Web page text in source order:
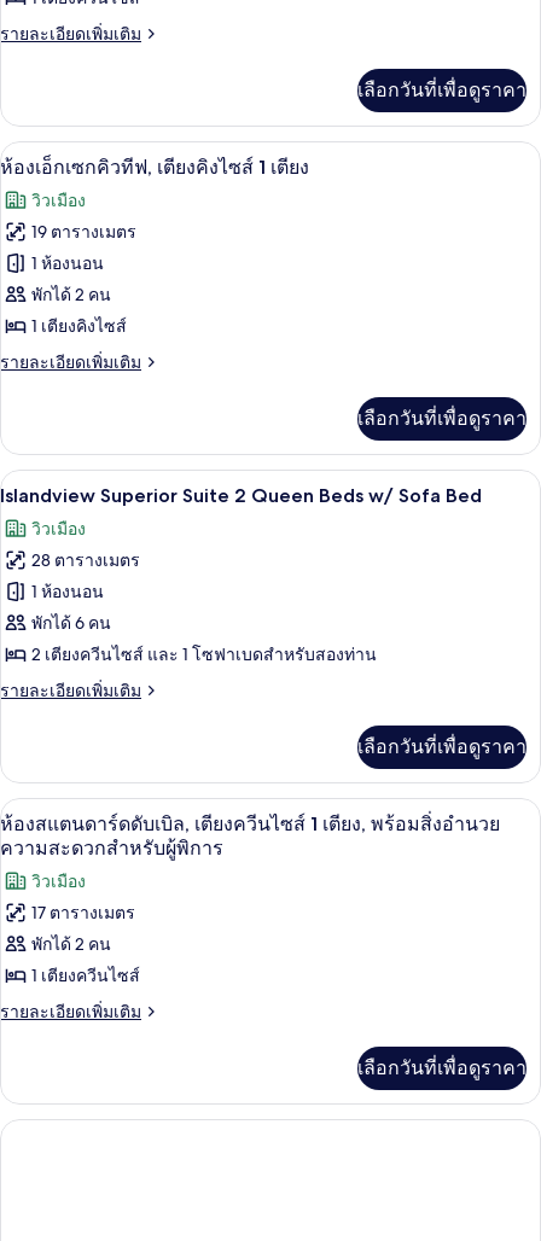
ลัก
เตียง
ควีน
ไซส์
1
เตียง
รายละเอียดเพิ่มเติม
ราย
เกี่ยว
กับ
ห้อง
ลัก
ซ์,
เตียง
ควีน
ไซส์
เตียง
เลือกวันที่เพื่อดูราคา
เปิด
ภาพถ่าย
ทั้งหมด
ของ
ห้อง
เอ็ก
เซก
ทีฟ,
เตียง
คิง
ไซส์
1
เตียง
ห้องเอ็กเซกคิวทีฟ, เตียงคิงไซส์ 1 เตี
5
ห้องเอ็กเซกคิวทีฟ, เตียงคิงไซส์ 1 เตียง
วิวเมือง
19 ตารางเมตร
1 ห้องนอน
พักได้ 2 คน
1 เตียงคิงไซส์
รายละเอียดเพิ่มเติม
ราย
เกี่ยว
กับ
ห้อง
เซก
คิว
ทีฟ,
เตียง
คิง
ไซส์
เตียง
เลือกวันที่เพื่อดูราคา
เปิด
ภาพถ่าย
ทั้งหมด
ของ
Islandview
Superior
2
Beds
w/
Sofa
Bed
Islandview Superior Suite 2 Queen
7
Islandview Superior Suite 2 Queen Beds w/ Sofa Bed
วิวเมือง
28 ตารางเมตร
1 ห้องนอน
พักได้ 6 คน
2 เตียงควีนไซส์ และ 1 โซฟาเบดสำหรับสองท่าน
รายละเอียดเพิ่มเติม
ราย
เกี่ยว
กับ
Islandview
Superior
2
Queen
Beds
w/
Sofa
เลือกวันที่เพื่อดูราคา
เปิด
ภาพถ่าย
ทั้งหมด
ของ
ห้อง
สแตนดาร์ด
ดับเบิล,
ควีน
ไซส์
เครื่องนอนระดับพรีเมียม, ห้องพักตกแ
6
ห้องสแตนดาร์ดดับเบิล, เตียงควีนไซส์ 1 เตียง, พร้อมสิ่งอำนวย
ความสะดวกสำหรับผู้พิการ
วิวเมือง
17 ตารางเมตร
พักได้ 2 คน
1 เตียงควีนไซส์
รายละเอียดเพิ่มเติม
ราย
เกี่ยว
กับ
ห้อง
เลือกวันที่เพื่อดูราคา